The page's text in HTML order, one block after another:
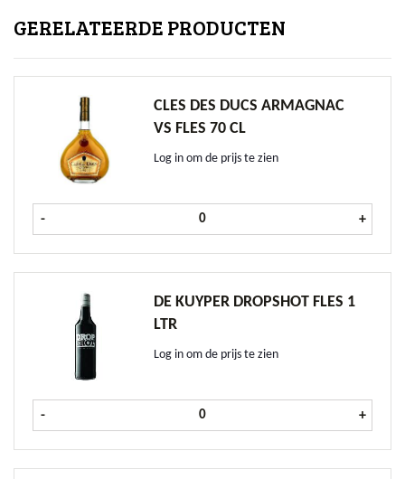
GERELATEERDE PRODUCTEN
CLES DES DUCS ARMAGNAC
VS FLES 70 CL
Log in om de prijs te zien
- Cles des Ducs Armagnac VS fles 70
+
DE KUYPER DROPSHOT FLES 1
LTR
Log in om de prijs te zien
- De Kuyper Dropshot fles 1 ltr
+